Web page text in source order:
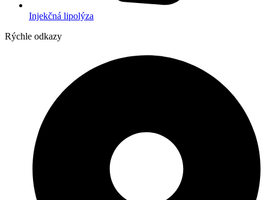
Injekčná lipolýza
Rýchle odkazy